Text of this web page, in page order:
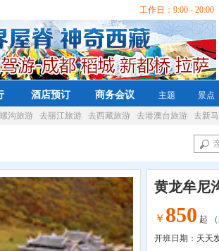
工作日：9:00 -
酒店预订 商务会议 主题 景点
沟旅游 去丽江旅游 去西藏旅游 去港澳台旅游 去新
黄龙牟尼
￥ 850 起
开班日期：天天